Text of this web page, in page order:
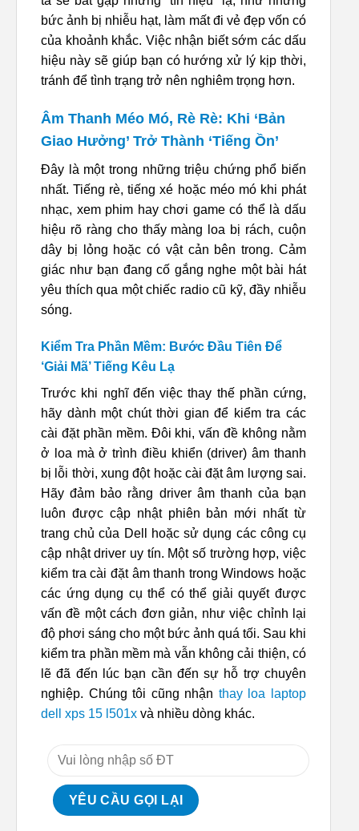
bức ảnh bị nhiễu hạt, làm mất đi vẻ đẹp vốn có
của khoảnh khắc. Việc nhận biết sớm các dấu
hiệu này sẽ giúp bạn có hướng xử lý kịp thời,
tránh để tình trạng trở nên nghiêm trọng hơn.
Âm Thanh Méo Mó, Rè Rè: Khi ‘Bản
Giao Hưởng’ Trở Thành ‘Tiếng Ồn’
Đây là một trong những triệu chứng phổ biến
nhất. Tiếng rè, tiếng xé hoặc méo mó khi phát
nhạc, xem phim hay chơi game có thể là dấu
hiệu rõ ràng cho thấy màng loa bị rách, cuộn
dây bị lỏng hoặc có vật cản bên trong. Cảm
giác như bạn đang cố gắng nghe một bài hát
yêu thích qua một chiếc radio cũ kỹ, đầy nhiễu
sóng.
Kiểm Tra Phần Mềm: Bước Đầu Tiên Để
‘Giải Mã’ Tiếng Kêu Lạ
Trước khi nghĩ đến việc thay thế phần cứng,
hãy dành một chút thời gian để kiểm tra các
cài đặt phần mềm. Đôi khi, vấn đề không nằm
ở loa mà ở trình điều khiển (driver) âm thanh
bị lỗi thời, xung đột hoặc cài đặt âm lượng sai.
Hãy đảm bảo rằng driver âm thanh của bạn
luôn được cập nhật phiên bản mới nhất từ
trang chủ của Dell hoặc sử dụng các công cụ
cập nhật driver uy tín. Một số trường hợp, việc
kiểm tra cài đặt âm thanh trong Windows hoặc
các ứng dụng cụ thể có thể giải quyết được
vấn đề một cách đơn giản, như việc chỉnh lại
độ phơi sáng cho một bức ảnh quá tối. Sau khi
kiểm tra phần mềm mà vẫn không cải thiện, có
lẽ đã đến lúc bạn cần đến sự hỗ trợ chuyên
nghiệp. Chúng tôi cũng nhận thay loa laptop
dell xps 15 l501x và nhiều dòng khác.